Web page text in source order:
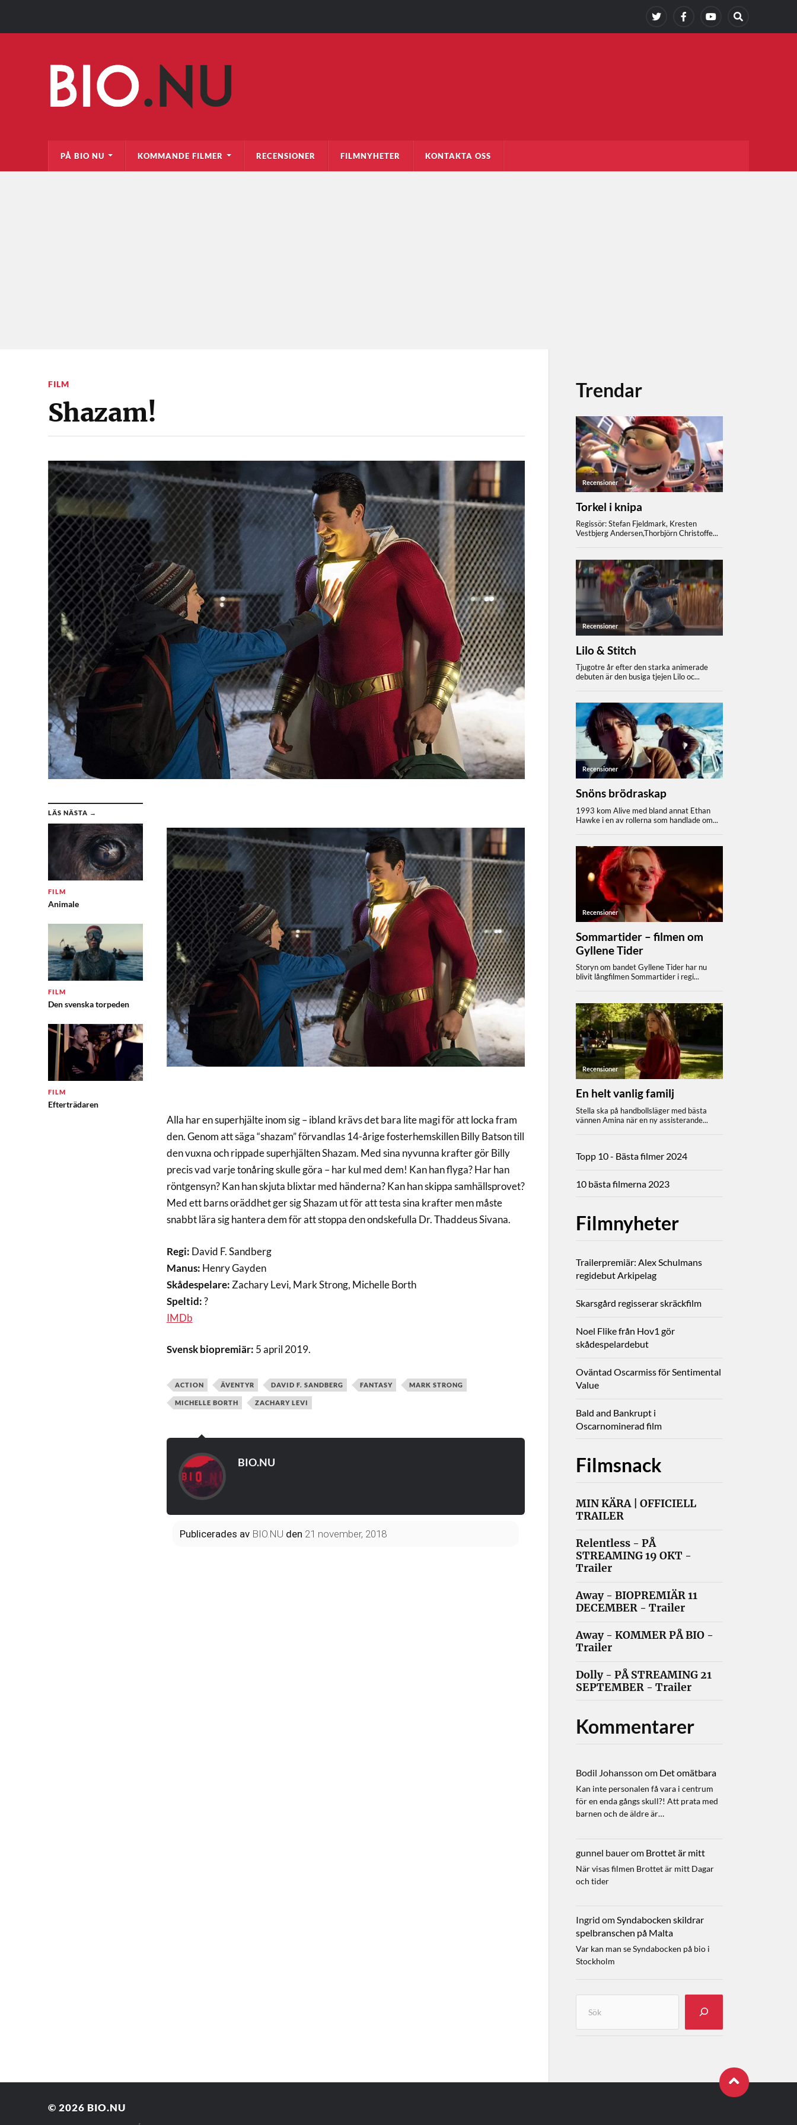
PÅ BIO NU KOMMANDE FILMER RECENSIONER FILMNYHETER KONTAKTA OSS
FILM
Shazam!
LÄS NÄSTA →
FILM
Animale
FILM
Den svenska torpeden
FILM
Efterträdaren
Alla har en superhjälte inom sig – ibland krävs det bara lite magi för att locka fram
den. Genom att säga “shazam” förvandlas 14-årige fosterhemskillen Billy Batson till
den vuxna och rippade superhjälten Shazam. Med sina nyvunna krafter gör Billy
precis vad varje tonåring skulle göra – har kul med dem! Kan han flyga? Har han
röntgensyn? Kan han skjuta blixtar med händerna? Kan han skippa samhällsprovet?
Med ett barns oräddhet ger sig Shazam ut för att testa sina krafter men måste
snabbt lära sig hantera dem för att stoppa den ondskefulla Dr. Thaddeus Sivana.
Regi: David F. Sandberg
Manus: Henry Gayden
Skådespelare: Zachary Levi, Mark Strong, Michelle Borth
Speltid:?
IMDb
Svensk biopremiär: 5 april 2019.
ACTION ÄVENTYR DAVID F. SANDBERG FANTASY MARK STRONG
MICHELLE BORTH ZACHARY LEVI
BIO.NU
Publicerades av BIO.NU den 21 november, 2018
Trendar
Topp 10 - Bästa filmer 2024
10 bästa filmerna 2023
Filmnyheter
Trailerpremiär: Alex Schulmans
regidebut Arkipelag
Skarsgård regisserar skräckfilm
Noel Flike från Hov1 gör
skådespelardebut
Oväntad Oscarmiss för Sentimental
Value
Bald and Bankrupt i
Oscarnominerad film
Filmsnack
MIN KÄRA | OFFICIELL
TRAILER
Relentless - PÅ
STREAMING 19 OKT -
Trailer
Away - BIOPREMIÄR 11
DECEMBER - Trailer
Away - KOMMER PÅ BIO -
Trailer
Dolly - PÅ STREAMING 21
SEPTEMBER - Trailer
Kommentarer
Bodil Johansson om Det omätbara
Kan inte personalen få vara i centrum
för en enda gångs skull?! Att prata med
barnen och de äldre är…
gunnel bauerom Brottet är mitt
När visas filmen Brottet är mitt Dagar
och tider
Ingrid omSyndabocken skildrar
spelbranschen på Malta
Var kan man se Syndabocken på bio i
Stockholm
© 2026 BIO.NU